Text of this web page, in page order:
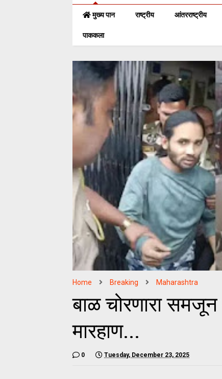
मुख्य पान राष्ट्रीय आंतरराष्ट्रीय
पाककला
Home Breaking Maharashtra
बाळ चोरणारा
मारहाण...
0 Tuesday, December 23, 2025